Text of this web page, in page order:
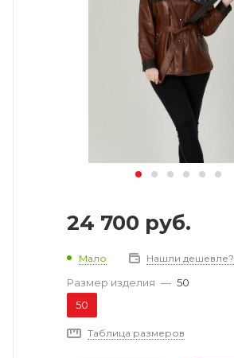
24 700 руб.
Мало Нашли дешевле?
Размер изделия — 50
50
Таблица размеров